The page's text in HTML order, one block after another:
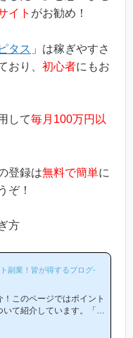
イト がお勧め！
タス 」は稼ぎやすさ
おり、 初心者にもお
して毎月100万円以
登録は無料で簡単に
ぞ！
方
副業！皆が得するブログ-
このページではポイント
て紹介しています。「ハ